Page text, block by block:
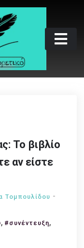
Το βιβλίο
αν είστε
Τομπουλίδου
, #συνέντευξη,